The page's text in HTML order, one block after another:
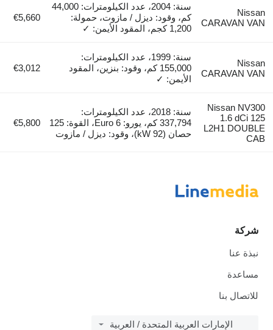
Nissan
CARAVAN VAN
سنة: 2004، عدد الكيلومترات: 44,000
كم، وقود: ديزل / مازوت، حمولة:
1,200 كجم، المقود الأيمن: ✓
€5,660
Nissan
CARAVAN VAN
سنة: 1999، عدد الكيلومترات:
155,000 كم، وقود: بنزين، المقود
الأيمن: ✓
€3,012
Nissan NV300
1.6 dCi 125
L2H1 DOUBLE
CAB
سنة: 2018، عدد الكيلومترات:
337,794 كم، يورو: Euro 6، القوة: 125
حصان (92 kW)، وقود: ديزل / مازوت
€5,800
شركة
نبذة عنا
مساعدة
للاتصال بنا
الإمارات العربية المتحدة / العربية